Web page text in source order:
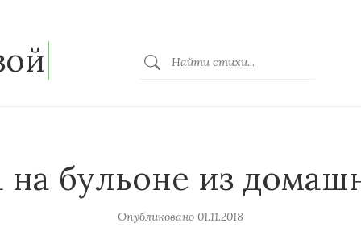
бульоне из
Опубликовано 01.11.2018